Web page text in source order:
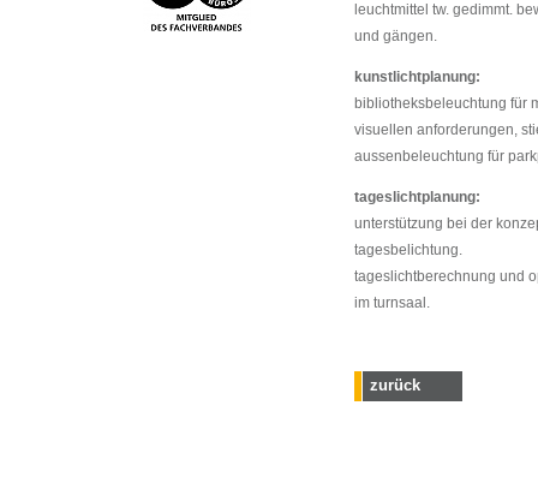
leuchtmittel tw. gedimmt.
und gängen.
kunstlichtplanung:
bibliotheksbeleuchtung für
visuellen anforderungen,
aussenbeleuchtung für
tageslichtplanung:
unterstützung bei der
tagesbelichtung.
tageslichtberechnung und
im turnsaal.
zurück